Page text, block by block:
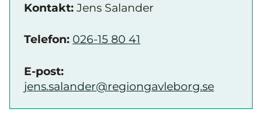
Kontakt: Jens Salander
Telefon: 026-15 80 41
E-post:
jens.salander@regiongavleborg.se